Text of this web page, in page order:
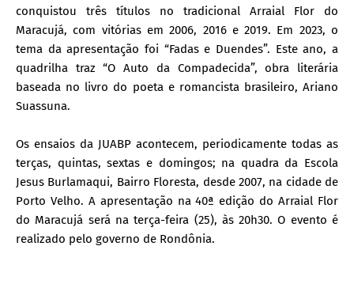
conquistou três títulos no tradicional Arraial Flor do
Maracujá, com vitórias em 2006, 2016 e 2019. Em 2023, o
tema da apresentação foi “Fadas e Duendes”. Este ano, a
quadrilha traz “O Auto da Compadecida”, obra literária
baseada no livro do poeta e romancista brasileiro, Ariano
Suassuna.
Os ensaios da JUABP acontecem, periodicamente todas as
terças, quintas, sextas e domingos; na quadra da Escola
Jesus Burlamaqui, Bairro Floresta, desde 2007, na cidade de
Porto Velho. A apresentação na 40ª edição do Arraial Flor
do Maracujá será na terça-feira (25), às 20h30. O evento é
realizado pelo governo de Rondônia.